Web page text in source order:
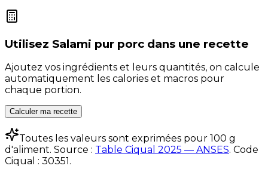
Utilisez Salami pur porc dans une recette
Ajoutez vos ingrédients et leurs quantités, on calcule
automatiquement les calories et macros pour
chaque portion.
Calculer ma recette
Toutes les valeurs sont exprimées pour 100 g
d'aliment. Source : Table Ciqual 2025 — ANSES. Code
Ciqual : 30351 .